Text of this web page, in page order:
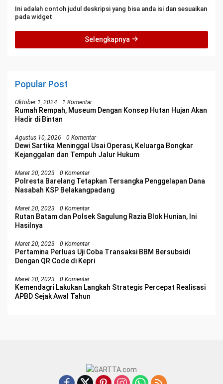
Ini adalah contoh judul deskripsi yang bisa anda isi dan sesuaikan
pada widget
Selengkapnya
Popular Post
Oktober 1, 2024 1 Komentar
Rumah Rempah, Museum Dengan Konsep Hutan Hujan Akan
Hadir di Bintan
Agustus 10, 2026 0 Komentar
Dewi Sartika Meninggal Usai Operasi, Keluarga Bongkar
Kejanggalan dan Tempuh Jalur Hukum
Maret 20, 2023 0 Komentar
Polresta Barelang Tetapkan Tersangka Penggelapan Dana
Nasabah KSP Belakangpadang
Maret 20, 2023 0 Komentar
Rutan Batam dan Polsek Sagulung Razia Blok Hunian, Ini
Hasilnya
Maret 20, 2023 0 Komentar
Pertamina Perluas Uji Coba Transaksi BBM Bersubsidi
Dengan QR Code di Kepri
Maret 20, 2023 0 Komentar
Kemendagri Lakukan Langkah Strategis Percepat Realisasi
APBD Sejak Awal Tahun